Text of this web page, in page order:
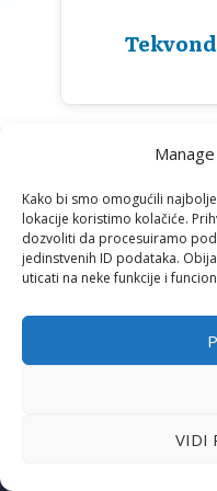
Kako bi smo omogućili
lokacije koristimo kolačiće.
dozvoliti da procesuiramo
jedinstvenih ID podataka.
uticati na neke funkcije i
VIDI
ADRESA
Ustanička 125/1 (S.C.